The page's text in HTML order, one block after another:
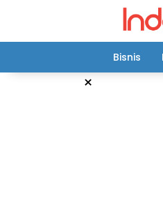
Bisnis
×